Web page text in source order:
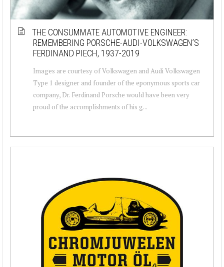
THE CONSUMMATE AUTOMOTIVE ENGINEER:
REMEMBERING PORSCHE-AUDI-VOLKSWAGEN’S
FERDINAND PIECH, 1937-2019
Images are courtesy of Volkswagen and Audi Volkswagen
Type 1 designer and founder of the eponymous sports car
company, Dr. Ferdinand Porsche would have been very
proud of the accomplishments of his g...